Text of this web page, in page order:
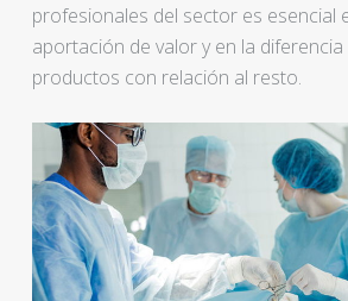
profesionales del sector es esencial
aportación de valor y en la
productos con relación al resto.